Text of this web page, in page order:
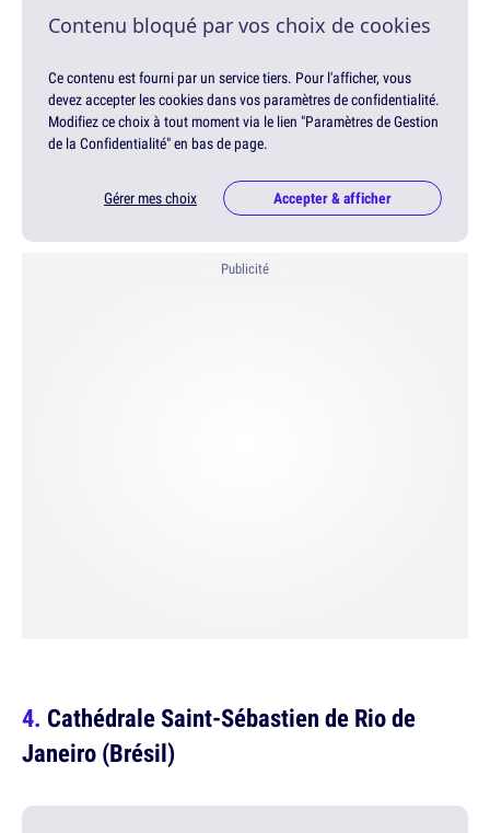
Contenu bloqué par vos choix de cookies
Ce contenu est fourni par un service tiers. Pour l'afficher, vous
devez accepter les cookies dans vos paramètres de confidentialité.
Modifiez ce choix à tout moment via le lien "Paramètres de Gestion
de la Confidentialité" en bas de page.
Gérer mes choix Accepter & afficher
Publicité
Cathédrale Saint-Sébastien de Rio de
Janeiro (Brésil)